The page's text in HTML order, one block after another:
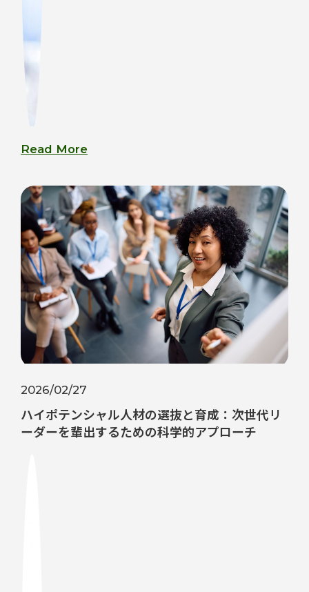
Read More
2026/02/27
ハイポテンシャル人材の選抜と育成：次世代リ
ーダーを輩出するための科学的アプローチ